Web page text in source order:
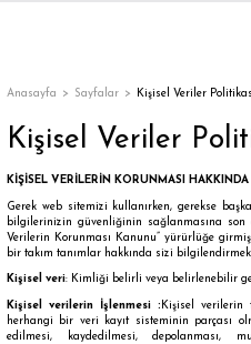
Anasayfa Sayfalar Kişisel Veriler
Kişisel Veriler
KİŞİSEL VERİLERİN KORUNMASI
Gerek web sitemizi kullanırken, gerekse
bilgilerinizin güvenliğinin sağlanmasına son
Verilerin Korunması Kanunu” yürürlüğe
bir takım tanımlar hakkında sizi
Kişisel veri: Kimliği belirli veya belirlenebilir
Kişisel verilerin İşlenmesi : Kişisel verilerin
herhangi bir veri kayıt sisteminin parçası
edilmesi, kaydedilmesi, depolanması,